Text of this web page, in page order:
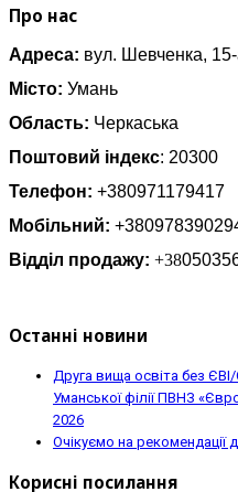
Про нас
Адреса: вул. Шевченка,
Місто: Умань
Область: Черкаська
Поштовий індекс: 20300
Телефон: +380971179417
Мобільний:
Відділ продажу: +38
Останні новини
Друга вища освіта без
Уманської філії ПВНЗ
2026
Очікуємо на рекомендації
Корисні посилання